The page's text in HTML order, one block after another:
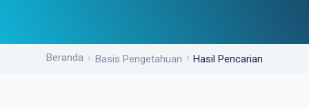
Beranda Basis Pengetahuan Hasil Pencarian